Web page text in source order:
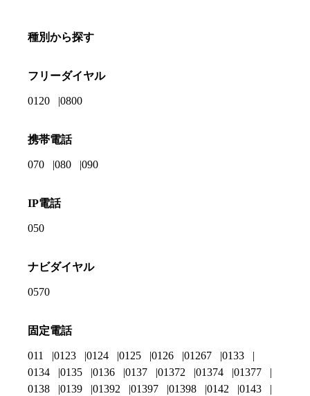
種別から探す
フリーダイヤル
0120 0800
携帯電話
070 080 090
IP電話
050
ナビダイヤル
0570
固定電話
011 0123 0124 0125 0126 01267
0133
0134
0135 0136 0137 01372 01374
01377
0138
0139 01392 01397 01398 0142
0143